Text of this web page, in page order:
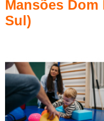
Mansões
Sul)